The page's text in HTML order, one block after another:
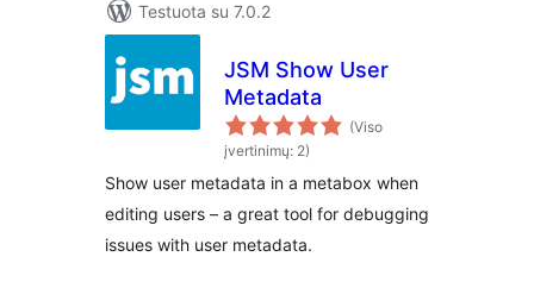
Testuota su 7.0.2
JSM Show User
Metadata
(Viso
įvertinimų: 2)
Show user metadata in a metabox when
editing users – a great tool for debugging
issues with user metadata.